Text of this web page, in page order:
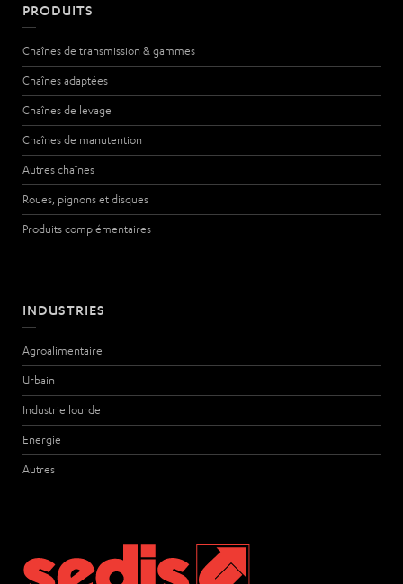
PRODUITS
Chaînes de transmission & gammes
Chaînes adaptées
Chaînes de levage
Chaînes de manutention
Autres chaînes
Roues, pignons et disques
Produits complémentaires
INDUSTRIES
Agroalimentaire
Urbain
Industrie lourde
Energie
Autres